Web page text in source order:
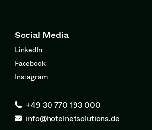
Social Media
LinkedIn
Facebook
Instagram
+49 30 770 193 000
info@hotelnetsolutions.de